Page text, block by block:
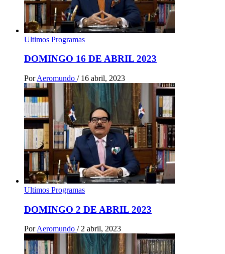
Ultimos Programas
DOMINGO 16 DE ABRIL 2023
Por Aeromundo / 16 abril, 2023
Ultimos Programas
DOMINGO 2 DE ABRIL 2023
Por Aeromundo / 2 abril, 2023